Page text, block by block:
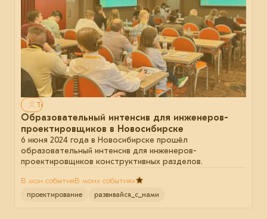
Только для авторизованных
Образовательный интенсив для инженеров-
проектировщиков в Новосибирске
6 июня 2024 года в Новосибирске прошёл
образовательный интенсив для инженеров-
проектировщиков конструктивных разделов.
В мои событияВ моих событиях
проектирование развивайся_с_нами